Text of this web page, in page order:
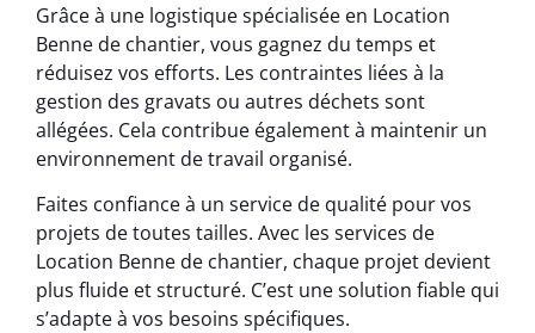
Grâce à une logistique spécialisée en Location
Benne de chantier, vous gagnez du temps et
réduisez vos efforts. Les contraintes liées à la
gestion des gravats ou autres déchets sont
allégées. Cela contribue également à maintenir un
environnement de travail organisé.
Faites confiance à un service de qualité pour vos
projets de toutes tailles. Avec les services de
Location Benne de chantier, chaque projet devient
plus fluide et structuré. C’est une solution fiable qui
s’adapte à vos besoins spécifiques.